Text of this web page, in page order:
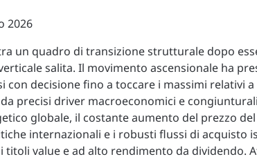
2026
un quadro di transizione strutturale dopo
salita. Il movimento ascensionale ha
con decisione fino a toccare i massimi relativi
precisi driver macroeconomici e
globale, il costante aumento del prezzo
internazionali e i robusti flussi di acquisto
titoli value e ad alto rendimento da dividendo.